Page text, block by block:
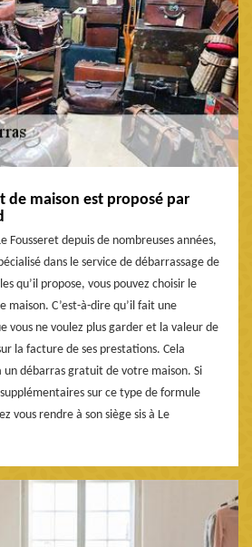
de maison est proposé par
Fousseret depuis de nombreuses années,
dans le service de débarrassage de
qu’il propose, vous pouvez choisir le
C’est-à-dire qu’il fait une
vous ne voulez plus garder et la valeur de
la facture de ses prestations. Cela
débarras gratuit de votre maison. Si
sur ce type de formule
vous rendre à son siège sis à Le